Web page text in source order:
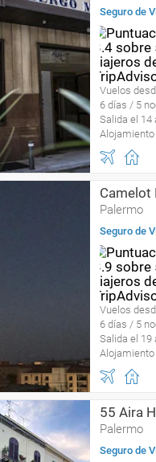
Seguro de
Vuelos
6 días / 5
Salida el 14
Camelot
Palermo
Seguro de
Vuelos
6 días / 5
Salida el 19
55 Aira
Palermo
Seguro de